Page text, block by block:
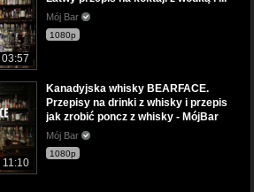
03:57
Mój Bar
1080p
11:10
Kanadyjska whisky BEARFACE.
Przepisy na drinki z whisky i przepis
jak zrobić poncz z whisky - MójBar
Mój Bar
1080p